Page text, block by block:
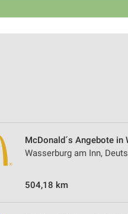
McDonald´s Angebote in
Wasserburg am Inn,
504,18 km
für personalisierte
durch Statistiken oder
Verbesserung der Angebote